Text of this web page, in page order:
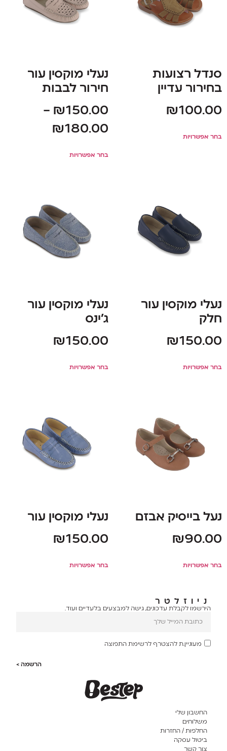
סנדל רצועות
בחירור עדיין
₪100.00
בחר אפשרויות
נעלי מוקסין עור
חירור לבבות
₪150.00
–
₪180.00
בחר אפשרויות
נעלי מוקסין עור
חלק
₪150.00
בחר אפשרויות
נעלי מוקסין עור
ג'ינס
₪150.00
בחר אפשרויות
נעל בייסיק אבזם
₪90.00
בחר אפשרויות
נעלי מוקסין עור
₪150.00
בחר אפשרויות
החשבון שלי
משלוחים
החלפות / החזרות
ביטול עסקה
צור קשר
ניוזלטר
הירשמו לקבלת עדכונים, גישה למבצעים בלעדיים ועוד.
מעוניין.ת להצטרף לרשימת התפוצה
הרשמה >